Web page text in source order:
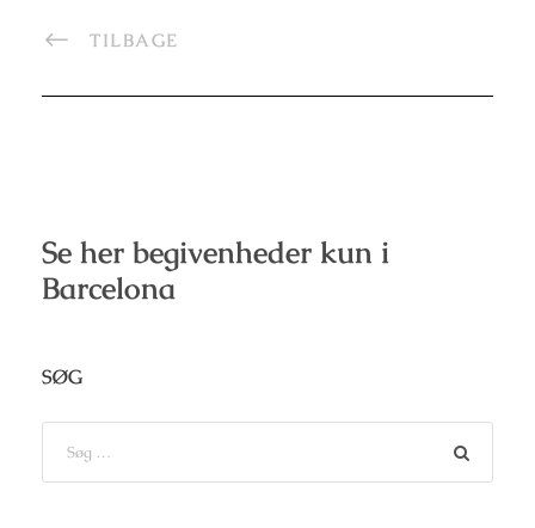
TILBAGE
Se her begivenheder kun i
Barcelona
SØG